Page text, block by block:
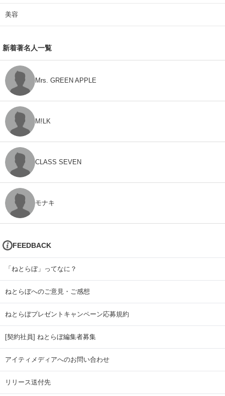
美容
新着著名人一覧
Mrs. GREEN APPLE
M!LK
CLASS SEVEN
モナキ
FEEDBACK
「ねとらぼ」ってなに？
ねとらぼへのご意見・ご感想
ねとらぼプレゼントキャンペーン応募規約
[契約社員] ねとらぼ編集者募集
アイティメディアへのお問い合わせ
リリース送付先